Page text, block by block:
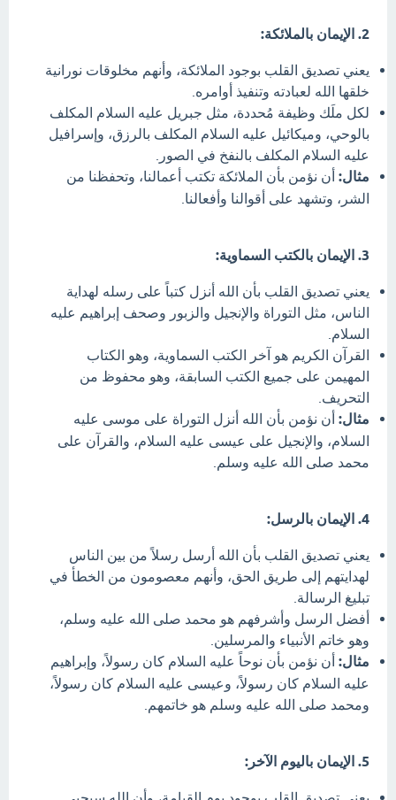
2. الإيمان بالملائكة:
يعني تصديق القلب بوجود الملائكة، وأنهم مخلوقات نورانية
خلقها الله لعبادته وتنفيذ أوامره.
لكل ملَك وظيفة مُحددة، مثل جبريل عليه السلام المكلف
بالوحي، وميكائيل عليه السلام المكلف بالرزق، وإسرافيل
عليه السلام المكلف بالنفخ في الصور.
مثال: أن نؤمن بأن الملائكة تكتب أعمالنا، وتحفظنا من
الشر، وتشهد على أقوالنا وأفعالنا.
3. الإيمان بالكتب السماوية:
يعني تصديق القلب بأن الله أنزل كتباً على رسله لهداية
الناس، مثل التوراة والإنجيل والزبور وصحف إبراهيم عليه
السلام.
القرآن الكريم هو آخر الكتب السماوية، وهو الكتاب
المهيمن على جميع الكتب السابقة، وهو محفوظ من
التحريف.
مثال: أن نؤمن بأن الله أنزل التوراة على موسى عليه
السلام، والإنجيل على عيسى عليه السلام، والقرآن على
محمد صلى الله عليه وسلم.
4. الإيمان بالرسل:
يعني تصديق القلب بأن الله أرسل رسلاً من بين الناس
لهدايتهم إلى طريق الحق، وأنهم معصومون من الخطأ في
تبليغ الرسالة.
أفضل الرسل وأشرفهم هو محمد صلى الله عليه وسلم،
وهو خاتم الأنبياء والمرسلين.
مثال: أن نؤمن بأن نوحاً عليه السلام كان رسولاً، وإبراهيم
عليه السلام كان رسولاً، وعيسى عليه السلام كان رسولاً،
ومحمد صلى الله عليه وسلم هو خاتمهم.
5. الإيمان باليوم الآخر: